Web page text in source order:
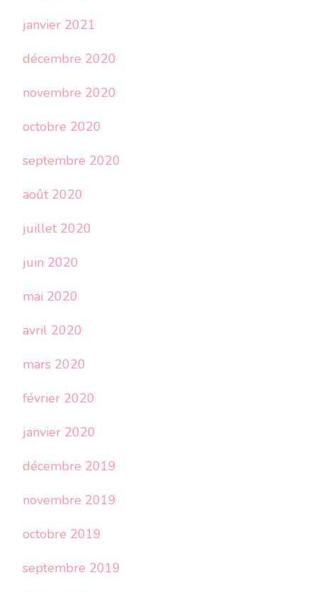
janvier 2021
décembre 2020
novembre 2020
octobre 2020
septembre 2020
août 2020
juillet 2020
juin 2020
mai 2020
avril 2020
mars 2020
février 2020
janvier 2020
décembre 2019
novembre 2019
octobre 2019
septembre 2019